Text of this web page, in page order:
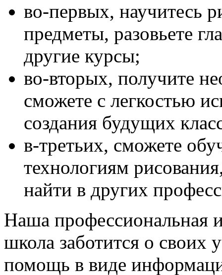
во-первых, научитесь
предметы, разовьете
другие курсы;
во-вторых, получите
сможете с легкостью
создания будущих
в-третьих, сможете
технологиям
найти в других
Наша профессиональная
школа заботится о своих
помощь в виде